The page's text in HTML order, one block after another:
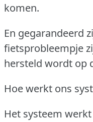
komen.
En gegarandeerd
fietsprobleempje
hersteld wordt op
Hoe werkt ons
Het systeem